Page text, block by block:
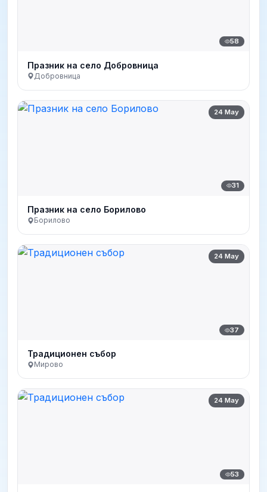
58
Празник на село Добровница
Добровница
24 May
31
Празник на село Борилово
Борилово
24 May
37
Традиционен събор
Мирово
24 May
53